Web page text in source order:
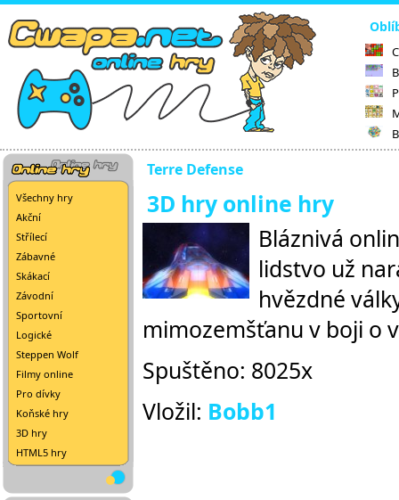
Všechny hry
Akční
Střílecí
Zábavné
Skákací
Závodní
Sportovní
Logické
Steppen Wolf
Filmy online
Pro dívky
Koňské hry
3D hry
HTML5 hry
Terre Defense
3D hry online hry
Bláznivá
lidstvo už
hvězdné
mimozemšťanu v boji o
Spuštěno: 8025x
Vložil: Bobb1